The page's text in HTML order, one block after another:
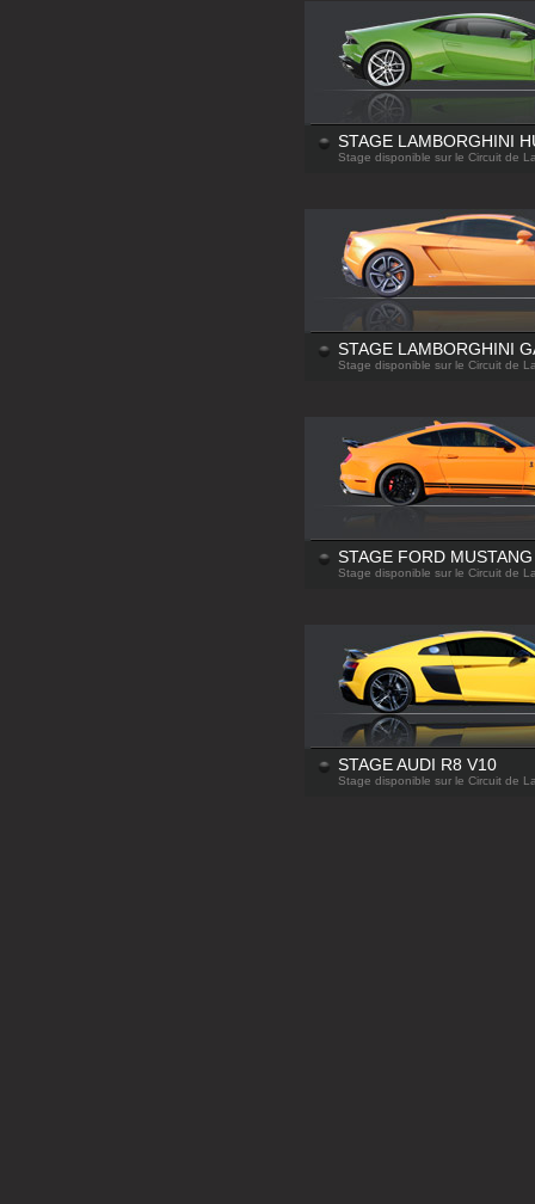
STAGE LAMBORGHINI
Stage disponible sur le Circuit de
STAGE LAMBORGHINI
Stage disponible sur le Circuit de
STAGE FORD
Stage disponible sur le Circuit de
STAGE AUDI R8 V10
Stage disponible sur le Circuit de